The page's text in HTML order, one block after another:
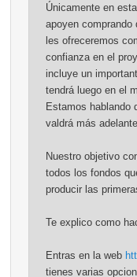
Únicamente en
apoyen comprando
les ofreceremos
confianza en el
incluye un
tendrá luego en el
Estamos hablando
valdrá más
Nuestro objetivo
todos los fondos
producir las
Te explico como
Entras en la web
tienes varias